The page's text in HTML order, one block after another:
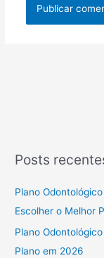
Posts
Plano
Escolher o Melhor
Plano
Plano em 2026